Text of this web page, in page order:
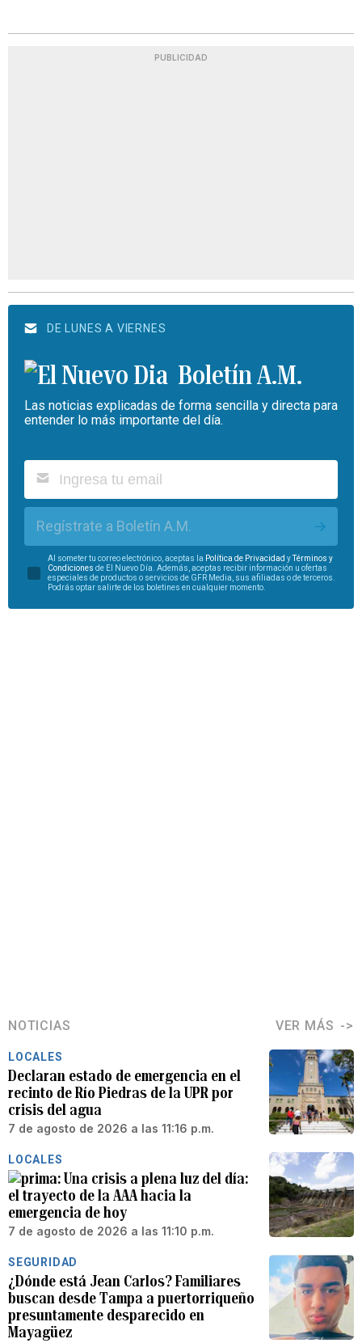
PUBLICIDAD
DE LUNES A VIERNES
Boletín A.M.
Las noticias explicadas de forma sencilla y directa para
entender lo más importante del día.
Regístrate a Boletín A.M.
Al someter tu correo electrónico, aceptas la Política de Privacidad yTérminos y
Condiciones de El Nuevo Día. Además, aceptas recibir información u ofertas
especiales de productos o servicios de GFR Media, sus afiliadas o de terceros.
Podrás optar salirte de los boletines en cualquier momento.
NOTICIAS VER MÁS
LOCALES
Declaran estado de emergencia en el
recinto de Río Piedras de la UPR por
crisis del agua
7 de agosto de 2026 a las 11:16 p.m.
LOCALES
Una crisis a plena luz del día:
el trayecto de la AAA hacia la
emergencia de hoy
7 de agosto de 2026 a las 11:10 p.m.
SEGURIDAD
¿Dónde está Jean Carlos? Familiares
buscan desde Tampa a puertorriqueño
presuntamente desparecido en
Mayagüez